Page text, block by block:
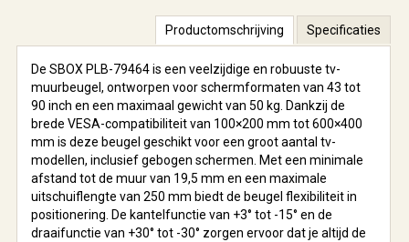
Productomschrijving Specificaties
De SBOX PLB-79464 is een veelzijdige en robuuste tv-
muurbeugel, ontworpen voor schermformaten van 43 tot
90 inch en een maximaal gewicht van 50 kg. Dankzij de
brede VESA-compatibiliteit van 100×200 mm tot 600×400
mm is deze beugel geschikt voor een groot aantal tv-
modellen, inclusief gebogen schermen. Met een minimale
afstand tot de muur van 19,5 mm en een maximale
uitschuiflengte van 250 mm biedt de beugel flexibiliteit in
positionering. De kantelfunctie van +3° tot -15° en de
draaifunctie van +30° tot -30° zorgen ervoor dat je altijd de